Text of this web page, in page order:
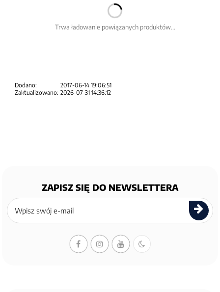
Trwa ładowanie powiązanych produktów...
Dodano:
2017-06-14 19:06:51
Zaktualizowano: 2026-07-31 14:36:12
ZAPISZ SIĘ DO NEWSLETTERA
Zapisz
się
newslettera